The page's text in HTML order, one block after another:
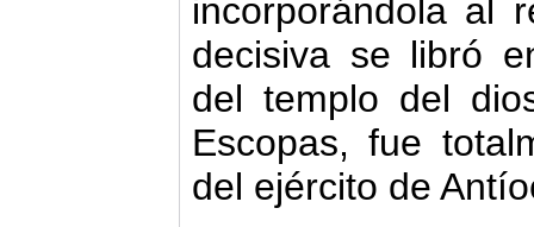
incorporándola al
decisiva se libró
del templo del
Escopas, fue
del ejército de